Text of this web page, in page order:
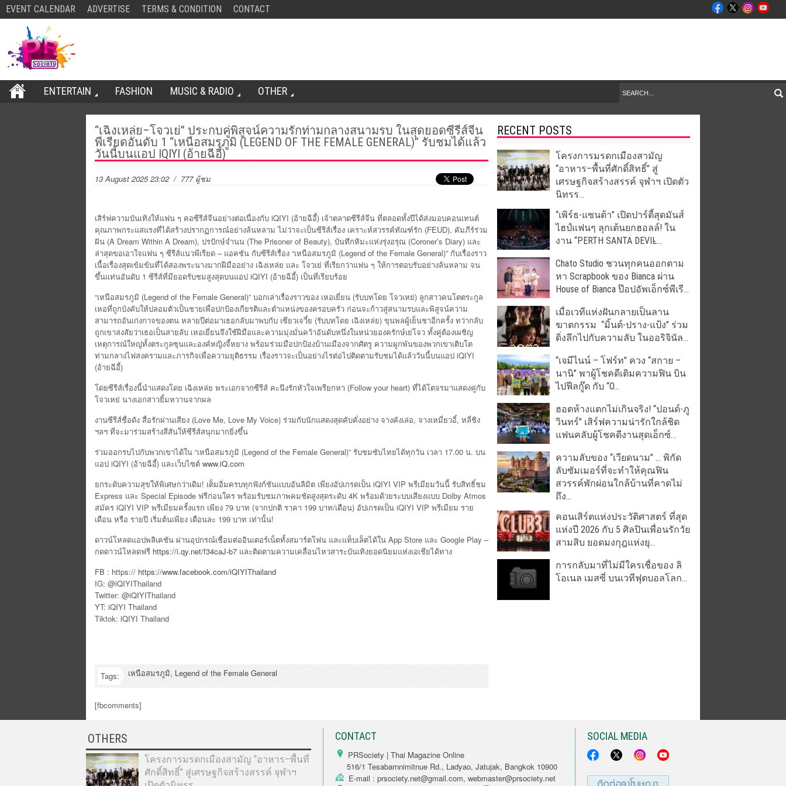
EVENT CALENDAR ADVERTISE TERMS & CONDITION CONTACT
ENTERTAIN FASHION MUSIC & RADIO OTHER
“เฉิงเหล่ย–โจวเย่” ประกบคู่พิสูจน์ความรักท่ามกลางสนามรบ ในสุดยอดซีรีส์จีน
พีเรียดอันดับ 1 “เหนือสมรภูมิ (LEGEND OF THE FEMALE GENERAL)” รับชมได้แล้ว
วันนี้บนแอป IQIYI (อ้ายฉีอี้)
13 August 2025 23:02/ 777 ผู้ชม
เสิร์ฟความบันเทิงให้แฟน ๆ คอซีรีส์จีนอย่างต่อเนื่องกับ iQIYI (อ้ายฉีอี้) เจ้าตลาดซีรีส์จีน ที่ตลอดทั้งปีได้ส่งมอบคอนเทนต์
คุณภาพกระแสแรงที่ได้สร้างปรากฏการณ์อย่างล้นหลาม ไม่ว่าจะเป็นซีรีส์เรื่อง เคราะห์สวรรค์ทัณฑ์รัก (FEUD), คัมภีร์ร่วม
ฝัน (A Dream Within A Dream), ปรปักษ์จำนน (The Prisoner of Beauty), บันทึกหิมะแห่งรุ่งอรุณ (Coroner’s Diary) และ
ล่าสุดขอเอาใจแฟน ๆ ซีรีส์แนวพีเรียด – แอคชัน กับซีรีส์เรื่อง “เหนือสมรภูมิ (Legend of the Female General)” กับเรื่องราว
เนื้อเรื่องสุดเข้มข้นที่ได้สองพระนางมากฝีมืออย่าง เฉิงเหล่ย และ โจวเย่ ที่เรียกว่าแฟน ๆ ให้การตอบรับอย่างล้นหลาม จน
ขึ้นแท่นอันดับ 1 ซีรีส์ที่มียอดรับชมสูงสุดบนแอป iQIYI (อ้ายฉีอี้) เป็นที่เรียบร้อย
“เหนือสมรภูมิ (Legend of the Female General)” บอกเล่าเรื่องราวของ เหอเยี่ยน (รับบทโดย โจวเหย่) ลูกสาวคนโตตระกูล
เหอที่ถูกบังคับให้ปลอมตัวเป็นชายเพื่อปกป้องเกียรติและตำแหน่งของครอบครัว ก่อนจะก้าวสู่สนามรบและพิสูจน์ความ
สามารถอันเก่งกาจของตน หลายปีต่อมาเธอกลับมาพบกับ เซียวเจวี๋ย (รับบทโดย เฉิงเหล่ย) ขุนพลผู้เย็นชาอีกครั้ง ทว่ากลับ
ถูกเขาสงสัยว่าเธอเป็นสายลับ เหอเยี่ยนจึงใช้ฝีมือและความมุ่งมั่นคว้าอันดับหนึ่งในหน่วยองครักษ์เย่โจว ทั้งคู่ต้องเผชิญ
เหตุการณ์ใหญ่ทั้งตระกูลซุนและองค์หญิงจี้หยาง พร้อมร่วมมือปกป้องบ้านเมืองจากศัตรู ความผูกพันของพวกเขาเติบโต
ท่ามกลางไฟสงครามและภารกิจเพื่อความยุติธรรม เรื่องราวจะเป็นอย่างไรต่อไปติดตามรับชมได้แล้ววันนี้บนแอป iQIYI
(อ้ายฉีอี้)
โดยซีรีส์เรื่องนี้นำแสดงโดย เฉิงเหล่ย พระเอกจากซีรีส์ คะนึงรักหัวใจเพรียกหา (Follow your heart) ที่ได้โตจรมาแสดงคู่กับ
โจวเหย่ นางเอกสาวยิ้มหวานจากผล
งานซีรีส์ชื่อดัง สื่อรักผ่านเสียง (Love Me, Love My Voice) ร่วมกับนักแสดงสุดคับคั่งอย่าง จางคังเล่อ, จางเหมี่ยวอี๋, หลี่ชิง
ฯลฯ ที่จะมาร่วมสร้างสีสันให้ซีรีส์สนุกมากยิ่งขึ้น
ร่วมออกรบไปกับพวกเขาได้ใน “เหนือสมรภูมิ (Legend of the Female General)” รับชมซับไทยได้ทุกวัน เวลา 17.00 น. บน
แอป iQIYI (อ้ายฉีอี้) และเว็บไซต์ www.iQ.com
ยกระดับความสุขให้พิเศษกว่าเดิม! เต็มอิ่มครบทุกฟังก์ชันแบบอันลิมิต เพียงอัปเกรดเป็น iQIYI VIP พรีเมียมวันนี้ รับสิทธิ์ชม
Express และ Special Episode ฟรีก่อนใคร พร้อมรับชมภาพคมชัดสูงสุดระดับ 4K พร้อมด้วยระบบเสียงแบบ Dolby Atmos
สมัคร iQIYI VIP พรีเมียมครั้งแรก เพียง 79 บาท (จากปกติ ราคา 199 บาท/เดือน) อัปเกรดเป็น iQIYI VIP พรีเมียม ราย
เดือน หรือ รายปี เริ่มต้นเพียง เดือนละ 199 บาท เท่านั้น!
ดาวน์โหลดแอปพลิเคชัน ผ่านอุปกรณ์เชื่อมต่ออินเตอร์เน็ตทั้งสมาร์ตโฟน และแท็บเล็ตได้ใน App Store และ Google Play –
กดดาวน์โหลดฟรี https://i.qy.net/f34caJ-b7 และติดตามความเคลื่อนไหวสาระบันเทิงยอดนิยมแห่งเอเชียได้ทาง
FB : https:// https://www.facebook.com/iQIYIThailand
IG: @iQIYIThailand
Twitter: @iQIYIThailand
YT: iQIYI Thailand
Tiktok: iQIYI Thailand
Tags: เหนือสมรภูมิ, Legend of the Female General
[fbcomments]
RECENT POSTS
โครงการมรดกเมืองสามัญ
“อาหาร–พื้นที่ศักดิ์สิทธิ์” สู่
เศรษฐกิจสร้างสรรค์ จุฬาฯ เปิดตัว
นิทรร...
“เพิร์ธ-แซนต้า” เปิดปาร์ตี้สุดมันส์
ไฮป์แฟนๆ ลุกเต้นยกฮอลล์! ใน
งาน “PERTH SANTA DEVIL̵...
Chato Studio ชวนทุกคนออกตาม
หา Scrapbook ของ Bianca ผ่าน
House of Bianca ป๊อปอัพเอ็กซ์พีเรี...
เมื่อเวทีแห่งฝันกลายเป็นลาน
ฆาตกรรม “มิ้นต์-ปราง-แป้ง” ร่วม
ดิ่งลึกไปกับความลับ ในออริจินัล...
“เจมีไนน์ – โฟร์ท” ควง “สกาย –
นานิ” พาผู้โชคดีเติมความฟิน บิน
ไปฟีลกู๊ด กับ “O...
ฮอตห้างแตกไม่เกินจริง! “ปอนด์-ภู
วินทร์” เสิร์ฟความน่ารักใกล้ชิด
แฟนคลับผู้โชคดีงานสุดเอ็กซ์...
ความลับของ “เวียดนาม” … พิกัด
ลับซัมเมอร์ที่จะทำให้คุณฟิน
สวรรค์พักผ่อนใกล้บ้านที่คาดไม่
ถึง...
คอนเสิร์ตแห่งประวัติศาสตร์ ที่สุด
แห่งปี 2026 กับ 5 ศิลปินเพื่อนรักวัย
สามสิบ ยอดมงกุฎแห่งยุ...
การกลับมาที่ไม่มีใครเชื่อของ ลิ
โอเนล เมสซี่ บนเวทีฟุตบอลโลก...
OTHERS
โครงการมรดกเมืองสามัญ “อาหาร–พื้นที่
ศักดิ์สิทธิ์” สู่เศรษฐกิจสร้างสรรค์ จุฬาฯ
CONTACT
PRSociety | Thai Magazine Online
516/1 Tesabarnnimitnue Rd., Ladyao, Jatujak, Bangkok 10900
E-mail : prsociety.net@gmail.com, webmaster@prsociety.net
SOCIAL MEDIA